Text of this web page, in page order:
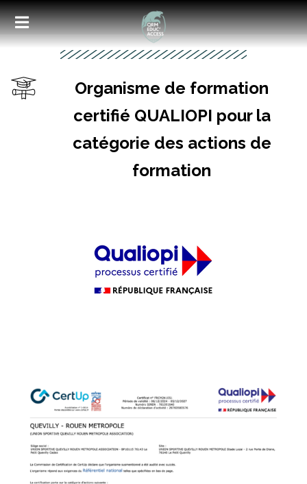
Accueil
Nos formations
Contact
Organisme de formation
certifié QUALIOPI pour la
catégorie des actions de
formation